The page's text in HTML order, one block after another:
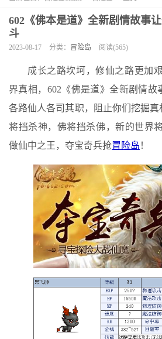
602《佛本是道》全新剧情故事
斗
2023-08-17 分类： 冒险岛 阅读(565)
成长之路坎坷，修仙之路更加
界真相，602《佛是道》全新剧情故
各路仙人各司其职，阻止你们挖掘
将挡杀神，佛将挡杀佛，新的世界
做仙中之王，夺宝奇兵抢冒险岛 ！